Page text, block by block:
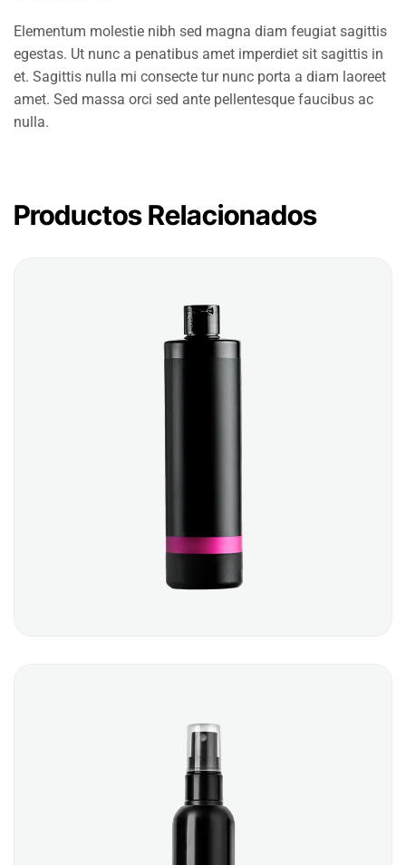
Elementum molestie nibh sed magna diam feugiat sagittis
egestas. Ut nunc a penatibus amet imperdiet sit sagittis in
et. Sagittis nulla mi consecte tur nunc porta a diam laoreet
amet. Sed massa orci sed ante pellentesque faucibus ac
nulla.
Productos Relacionados